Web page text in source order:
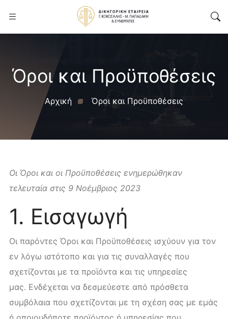
Όροι και Προϋποθέσεις
Αρχική Όροι και Προϋποθέσεις
Οι Όροι και οι Προϋποθέσεις ενημερώθηκαν
τελευταία στις 9 Νοέμβριος 2023
1. Εισαγωγή
Οι παρόντες Όροι και Προϋποθέσεις ισχύουν για τον
εν λόγω ιστότοπο και για τις συναλλαγές που
σχετίζονται με τα προϊόντα και τις υπηρεσίες
μας. Ενδέχεται να δεσμεύεστε από πρόσθετα
συμβόλαια που σχετίζονται με τη σχέση σας με εμάς